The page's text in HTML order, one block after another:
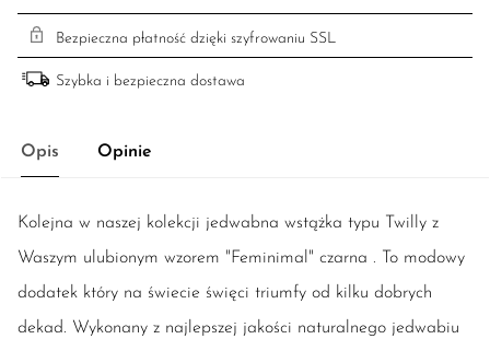
Bezpieczna płatność dzięki szyfrowaniu SSL
Szybka i bezpieczna dostawa
Opis Opinie
Kolejna w naszej kolekcji jedwabna wstążka typu Twilly z
Waszym ulubionym wzorem "Feminimal" czarna . To modowy
dodatek który na świecie święci triumfy od kilku dobrych
dekad. Wykonany z najlepszej jakości naturalnego jedwabiu